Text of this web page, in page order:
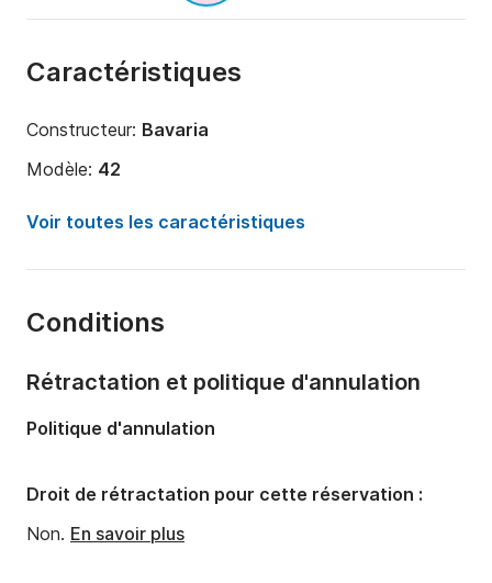
Caractéristiques
Constructeur: Bavaria
Modèle: 42
Année:
Largeur:3.9m
Tirant d'eau:
Voir toutes les caractéristiques
Conditions
Rétractation et politique d'annulation
Politique d'annulation
Droit de rétractation pour cette réservation :
Non. En savoir plus